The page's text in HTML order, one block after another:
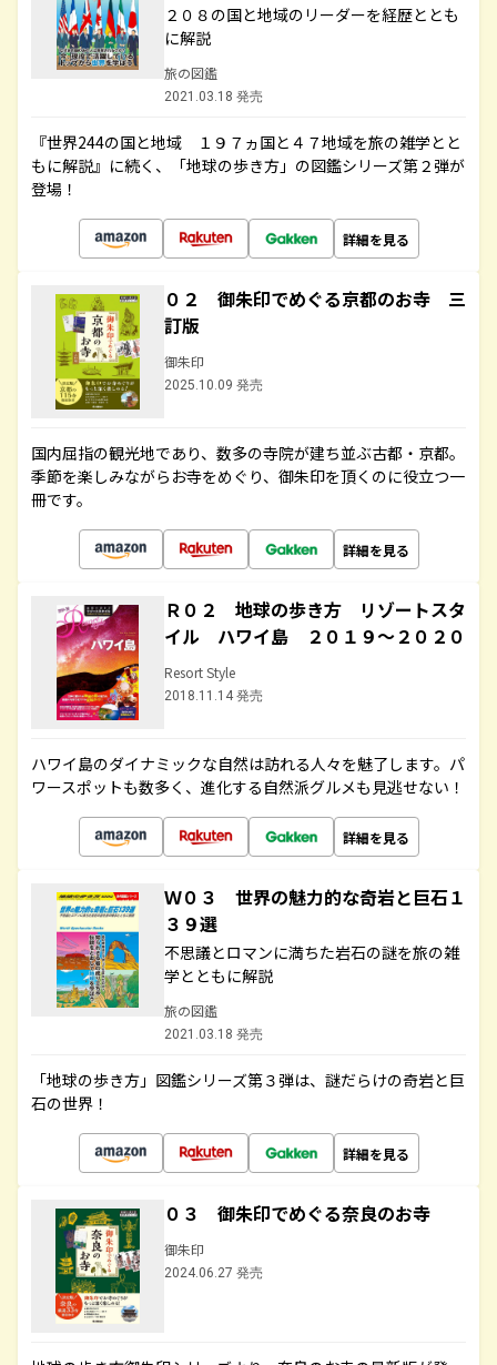
２０８の国と地域のリーダーを経歴ととも
に解説
旅の図鑑
2021.03.18 発売
『世界244の国と地域 １９７ヵ国と４７地域を旅の雑学とと
もに解説』に続く、「地球の歩き方」の図鑑シリーズ第２弾が
登場！
詳細を見る
０２ 御朱印でめぐる京都のお寺 三
訂版
御朱印
2025.10.09 発売
国内屈指の観光地であり、数多の寺院が建ち並ぶ古都・京都。
季節を楽しみながらお寺をめぐり、御朱印を頂くのに役立つ一
冊です。
詳細を見る
Ｒ０２ 地球の歩き方 リゾートスタ
イル ハワイ島 ２０１９～２０２０
Resort Style
2018.11.14 発売
ハワイ島のダイナミックな自然は訪れる人々を魅了します。パ
ワースポットも数多く、進化する自然派グルメも見逃せない！
詳細を見る
Ｗ０３ 世界の魅力的な奇岩と巨石１
３９選
不思議とロマンに満ちた岩石の謎を旅の雑
学とともに解説
旅の図鑑
2021.03.18 発売
「地球の歩き方」図鑑シリーズ第３弾は、謎だらけの奇岩と巨
石の世界！
詳細を見る
０３ 御朱印でめぐる奈良のお寺
御朱印
2024.06.27 発売